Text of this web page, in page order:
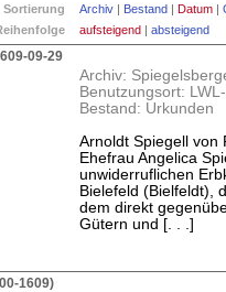
Sortierung
Archiv | Bestand | Datum |
aufsteigend | absteigend
09-29
Archiv:
Benutzungsort:
Bestand: Urkunden
Arnoldt Spiegell von
Ehefrau Angeli­ca
unwiderruflichen
Bielefeld (Bielfeldt),
dem direkt
Gütern und [. . .]
1609)